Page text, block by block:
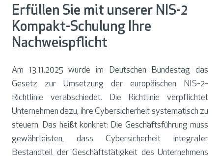
o
l
Erfüllen Sie mit unserer NIS-2
Kompakt-Schulung Ihre
Nachweispflicht
Am 13.11.2025 wurde im Deutschen Bundestag das
Gesetz zur Umsetzung der europäischen NIS-2-
Richtlinie verabschiedet. Die Richtlinie verpflichtet
Unternehmen dazu, ihre Cybersicherheit systematisch zu
steuern. Das heißt konkret: Die Geschäftsführung muss
gewährleisten, dass Cybersicherheit integraler
Bestandteil der Geschäftstätigkeit des Unternehmens